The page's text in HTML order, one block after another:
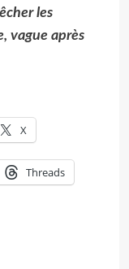
les
vague après
X
Threads